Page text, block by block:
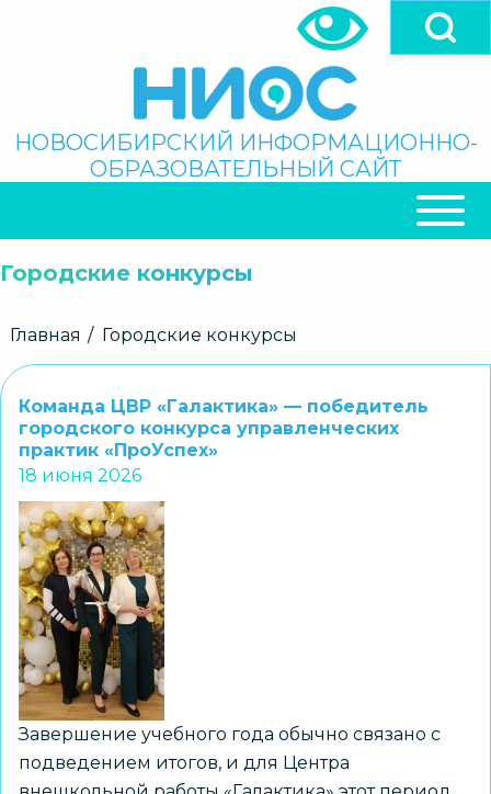
Поиск
НОВОСИБИРСКИЙ ИНФОРМАЦИОННО-
ОБРАЗОВАТЕЛЬНЫЙ САЙТ
НАВИГАЦИЯ
Городские конкурсы
Строка
Главная Городские конкурсы
Команда ЦВР «Галактика» — победитель
городского конкурса управленческих
практик «ПроУспех»
18 июня 2026
Завершение учебного года обычно связано с
подведением итогов, и для Центра